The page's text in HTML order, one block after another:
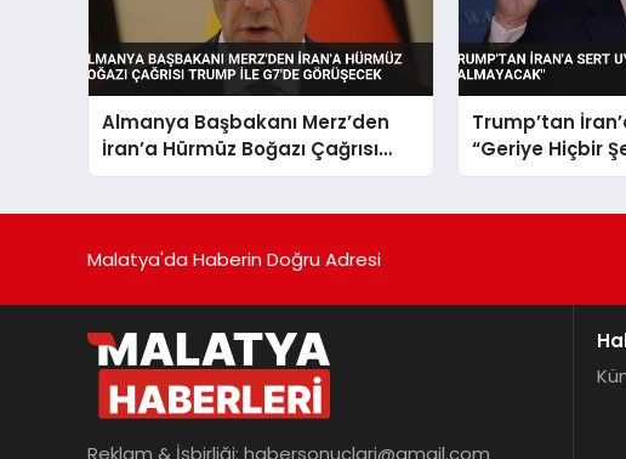
Almanya Başbakanı Merz’den
İran’a Hürmüz Boğazı Çağrısı
Trump ile G7’de Görüşecek
Trump’tan
“Geriye Hiçbir
Malatya'da Haberin Doğru Adresi
Reklam & İşbirliği: habersonuclari@gmail.com